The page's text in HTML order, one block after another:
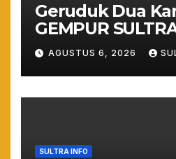
Geruduk Dua
GEMPUR
Keras: Lahan
Diduduki Jika
Kepastian
AGUSTUS 6, 2026
SULTRA INFO